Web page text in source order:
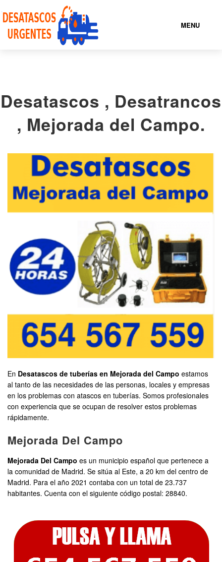
MENU
QUIENES SOMOS
ENCUENTRA TU LOCALIDAD
CONTACTO
Desatascos , Desatrancos
, Mejorada del Campo.
En Desatascos de tuberías en Mejorada del Campo estamos
al tanto de las necesidades de las personas, locales y empresas
en los problemas con atascos en tuberías. Somos profesionales
con experiencia que se ocupan de resolver estos problemas
rápidamente.
Mejorada Del Campo
Mejorada Del Campo es un municipio español que pertenece a
la comunidad de Madrid. Se sitúa al Este, a 20 km del centro de
Madrid. Para el año 2021 contaba con un total de 23.737
habitantes. Cuenta con el siguiente código postal: 28840.